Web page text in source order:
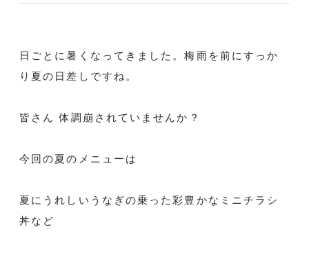
日ごとに暑くなってきました。梅雨を前にすっか
り夏の日差しですね。
皆さん 体調崩されていませんか？
今回の夏のメニューは
夏にうれしいうなぎの乗った彩豊かなミニチラシ
丼など